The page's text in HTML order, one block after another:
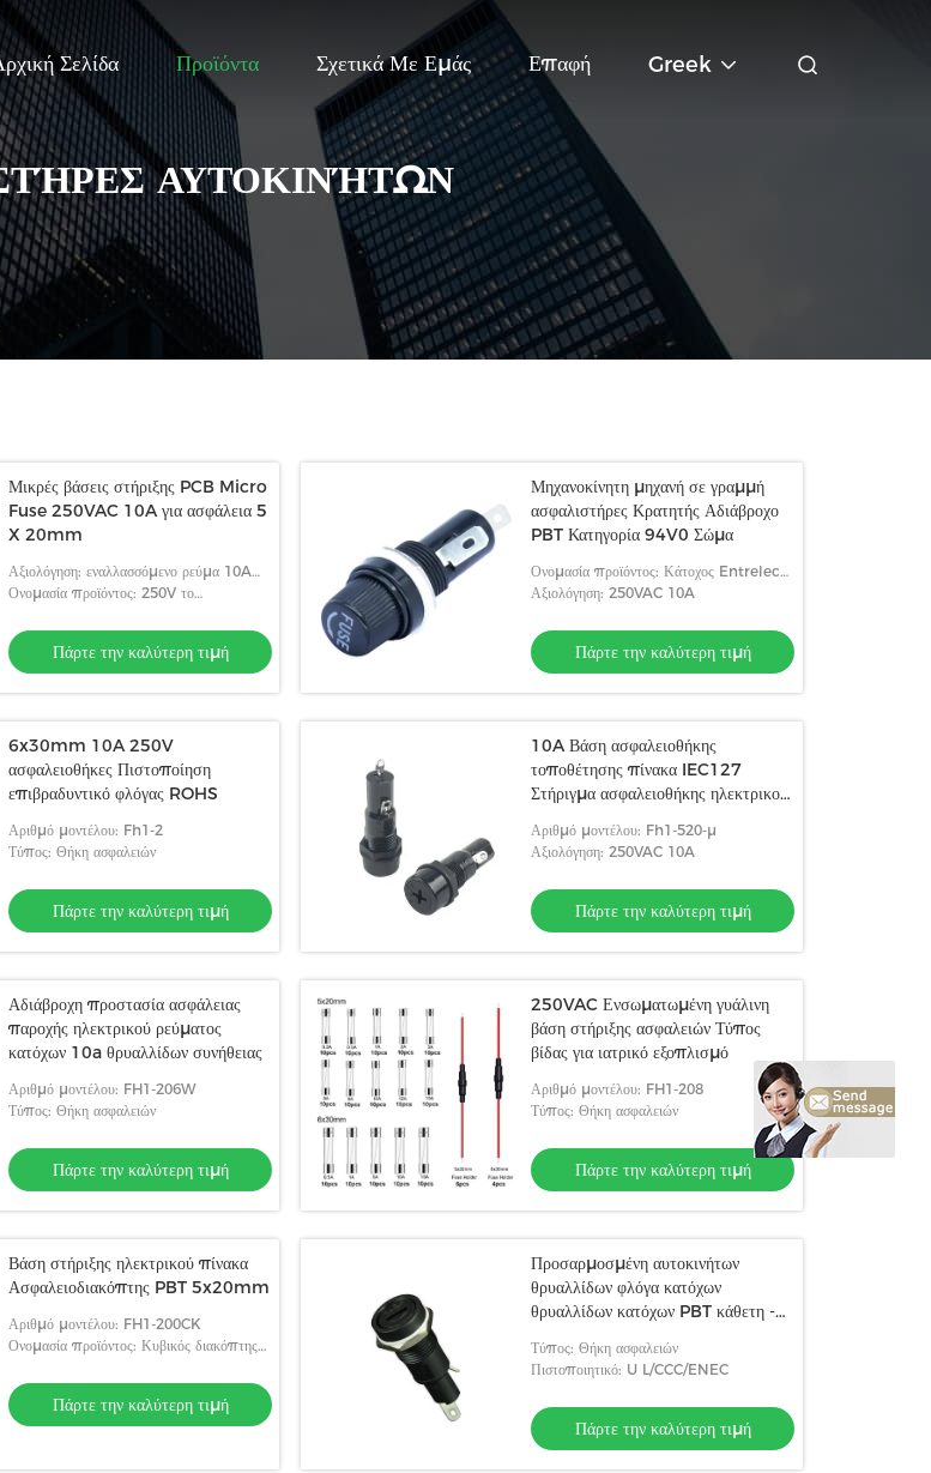
Σελίδα Προϊόντα Σχετικά Με Εμάς Επαφή Greek
ΑΥΤΟΚΙΝΉΤΩΝ
Μικρές βάσεις στήριξης PCB Micro
Fuse 250VAC 10A για ασφάλεια 5
X 20mm
Αξιολόγηση: εναλλασσόμενο ρεύμα 10A
250V
Ονομασία προϊόντος: 250V το
PCB τοποθετεί τον κάτοχο θρυαλλίδων
Πάρτε την καλύτερη τιμή
Μηχανοκίνητη μηχανή σε γραμμή
ασφαλιστήρες Κρατητής Αδιάβροχο
PBT Κατηγορία 94V0 Σώμα
Ονομασία προϊόντος: Κάτοχος Entrelec
6x30mm μοτοσικλέτα FH1-13
Αξιολόγηση: 250VAC 10A
Πάρτε την καλύτερη τιμή
6x30mm 10A 250V
ασφαλειοθήκες Πιστοποίηση
επιβραδυντικό φλόγας ROHS
Αριθμό μοντέλου: Fh1-2
Τύπος: Θήκη ασφαλειών
Πάρτε την καλύτερη τιμή
10A Βάση ασφαλειοθήκης
τοποθέτησης πίνακα IEC127
Στήριγμα ασφαλειοθήκης ηλεκτρικού
Αριθμό μοντέλου: Fh1-520-μ
Αξιολόγηση: 250VAC 10A
Πάρτε την καλύτερη τιμή
Αδιάβροχη προστασία ασφάλειας
παροχής ηλεκτρικού ρεύματος
κατόχων 10a θρυαλλίδων συνήθειας
Αριθμό μοντέλου: FH1-206W
Τύπος: Θήκη ασφαλειών
Πάρτε την καλύτερη τιμή
250VAC Ενσωματωμένη γυάλινη
βάση στήριξης ασφαλειών Τύπος
βίδας για ιατρικό εξοπλισμό
Αριθμό μοντέλου: FH1-208
Τύπος: Θήκη ασφαλειών
Πάρτε την καλύτερη τιμή
Βάση στήριξης ηλεκτρικού πίνακα
Ασφαλειοδιακόπτης PBT 5x20mm
Αριθμό μοντέλου: FH1-200CK
Ονομασία προϊόντος: Κυβικός διακόπτης
Πάρτε την καλύτερη τιμή
Προσαρμοσμένη αυτοκινήτων
θρυαλλίδων φλόγα κατόχων
θρυαλλίδων κατόχων PBT κάθετη -
Τύπος: Θήκη ασφαλειών
Πιστοποιητικό: U L/CCC/ENEC
Πάρτε την καλύτερη τιμή